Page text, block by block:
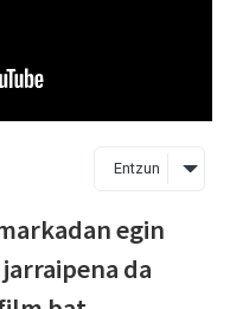
Entzun
egin
da